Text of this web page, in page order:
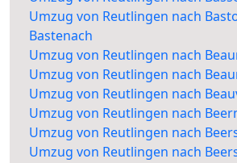
Umzug von Reutlingen nach
Bastenach
Umzug von Reutlingen nach
Umzug von Reutlingen nach
Umzug von Reutlingen nach
Umzug von Reutlingen nach
Umzug von Reutlingen nach
Umzug von Reutlingen nach